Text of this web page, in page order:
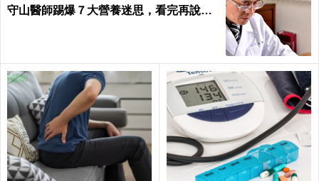
守山醫師踢爆７大營養迷思，看完再說你